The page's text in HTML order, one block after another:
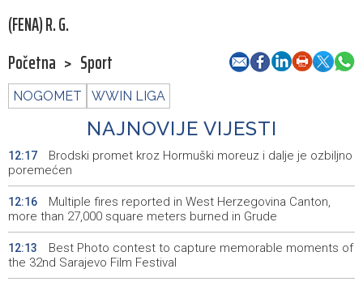
(FENA) R. G.
Početna > Sport
NOGOMET WWIN LIGA
NAJNOVIJE VIJESTI
12:17
Brodski promet kroz Hormuški moreuz i dalje je ozbiljno
poremećen
12:16
Multiple fires reported in West Herzegovina Canton,
more than 27,000 square meters burned in Grude
12:13
Best Photo contest to capture memorable moments of
the 32nd Sarajevo Film Festival